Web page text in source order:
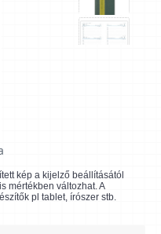
kép a kijelző beállításától
mértékben változhat. A
pl tablet, írószer stb.